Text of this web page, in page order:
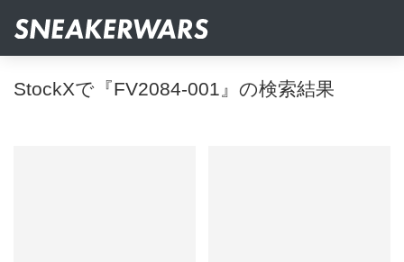
StockXで『FV2084-001』の検索結果